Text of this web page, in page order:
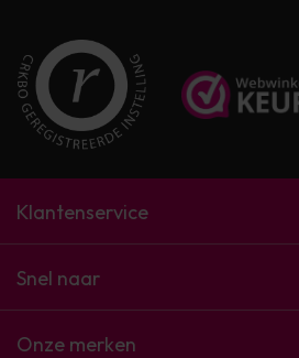
Klantenservice
Snel naar
Onze merken